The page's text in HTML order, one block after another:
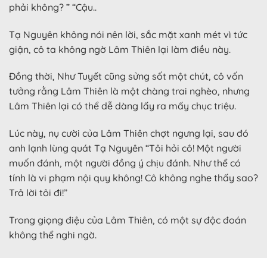
phải không? ” “Cậu..
Tạ Nguyên không nói nên lời, sắc mặt xanh mét vì tức
giận, cô ta không ngờ Lâm Thiên lại làm điều này.
Đồng thời, Như Tuyết cũng sửng sốt một chút, cô vốn
tưởng rằng Lâm Thiên là một chàng trai nghèo, nhưng
Lâm Thiên lại có thể dễ dàng lấy ra mấy chục triệu.
Lúc này, nụ cười của Lâm Thiên chợt ngưng lại, sau đó
anh lạnh lùng quát Tạ Nguyên “Tôi hỏi cô! Một người
muốn đánh, một người đồng ý chịu đánh. Như thể có
tính là vi phạm nội quy không! Cô không nghe thấy sao?
Trả lời tôi đi!”
Trong giọng điệu của Lâm Thiên, có một sự độc đoán
không thể nghi ngờ.